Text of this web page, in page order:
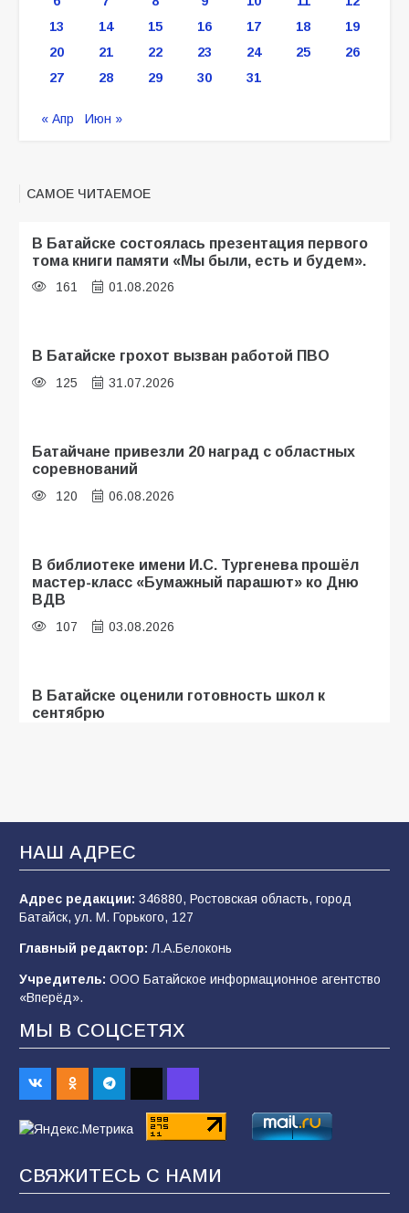
13
14 15 16 17 18
19
20
21 22 23 24 25
26
27
28 29 30 31
« Апр Июн »
САМОЕ ЧИТАЕМОЕ
В Батайске состоялась презентация первого
тома книги памяти «Мы были, есть и будем».
161 01.08.2026
В Батайске грохот вызван работой ПВО
125 31.07.2026
Батайчане привезли 20 наград с областных
соревнований
120 06.08.2026
В библиотеке имени И.С. Тургенева прошёл
мастер-класс «Бумажный парашют» ко Дню
ВДВ
107 03.08.2026
В Батайске оценили готовность школ к
сентябрю
образовательного кластера
106 05.08.2026
«Мобилизация или набор?» Что на самом
2026 года
101 03.08.2026
В Батайске продолжаются дорожные работы
98 04.08.2026
пропагандистский вброс
НАШ АДРЕС
Адрес редакции: 346880, Ростовская область, город
Батайск, ул. М. Горького, 127
Главный редактор: Л.А.Белоконь
Учредитель: ООО Батайское информационное агентство
«Вперёд».
МЫ В СОЦСЕТЯХ
СВЯЖИТЕСЬ С НАМИ